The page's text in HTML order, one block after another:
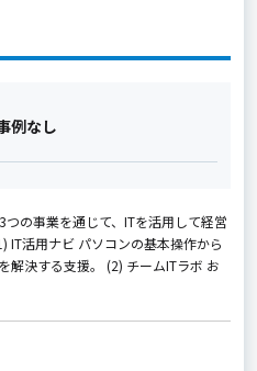
例なし
の事業を通じて、ITを活用して経営
IT活用ナビ パソコンの基本操作から
解決する支援。 (2) チームITラボ お